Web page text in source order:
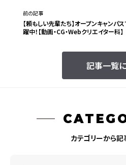
記事一覧
前の記事
【頼もしい先輩たち】オープンキャンパ
躍中！【動画・CG・Webクリエイター科】
カテゴリーから